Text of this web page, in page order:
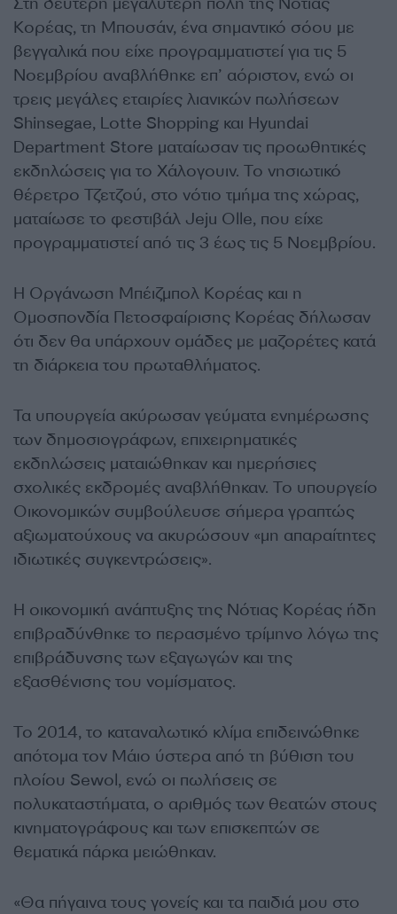
Κορέας, τη Μπουσάν, ένα σημαντικό σόου με
βεγγαλικά που είχε προγραμματιστεί για τις 5
Νοεμβρίου αναβλήθηκε επ’ αόριστον, ενώ οι
τρεις μεγάλες εταιρίες λιανικών πωλήσεων
Shinsegae, Lotte Shopping και Hyundai
Department Store ματαίωσαν τις προωθητικές
εκδηλώσεις για το Χάλογουιν. Το νησιωτικό
θέρετρο Τζετζού, στο νότιο τμήμα της χώρας,
ματαίωσε το φεστιβάλ Jeju Olle, που είχε
προγραμματιστεί από τις 3 έως τις 5 Νοεμβρίου.
Η Οργάνωση Μπέιζμπολ Κορέας και η
Ομοσπονδία Πετοσφαίρισης Κορέας δήλωσαν
ότι δεν θα υπάρχουν ομάδες με μαζορέτες κατά
τη διάρκεια του πρωταθλήματος.
Τα υπουργεία ακύρωσαν γεύματα ενημέρωσης
των δημοσιογράφων, επιχειρηματικές
εκδηλώσεις ματαιώθηκαν και ημερήσιες
σχολικές εκδρομές αναβλήθηκαν. Το υπουργείο
Οικονομικών συμβούλευσε σήμερα γραπτώς
αξιωματούχους να ακυρώσουν «μη απαραίτητες
ιδιωτικές συγκεντρώσεις».
Η οικονομική ανάπτυξης της Νότιας Κορέας ήδη
επιβραδύνθηκε το περασμένο τρίμηνο λόγω της
επιβράδυνσης των εξαγωγών και της
εξασθένισης του νομίσματος.
Το 2014, το καταναλωτικό κλίμα επιδεινώθηκε
απότομα τον Μάιο ύστερα από τη βύθιση του
πλοίου Sewol, ενώ οι πωλήσεις σε
πολυκαταστήματα, ο αριθμός των θεατών στους
κινηματογράφους και των επισκεπτών σε
θεματικά πάρκα μειώθηκαν.
«Θα πήγαινα τους γονείς και τα παιδιά μου στο